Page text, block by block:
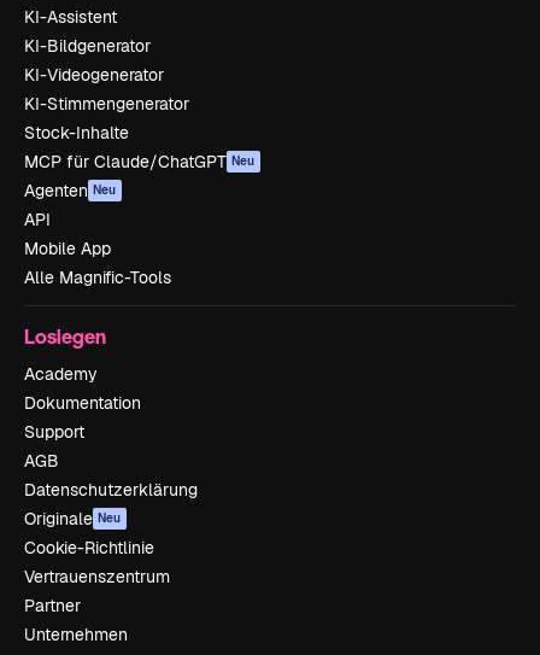
KI-Assistent
KI-Bildgenerator
KI-Videogenerator
KI-Stimmengenerator
Stock-Inhalte
MCP für Claude/ChatGPT Neu
Agenten Neu
API
Mobile App
Alle Magnific-Tools
Loslegen
Academy
Dokumentation
Support
AGB
Datenschutzerklärung
Originale Neu
Cookie-Richtlinie
Vertrauenszentrum
Partner
Unternehmen